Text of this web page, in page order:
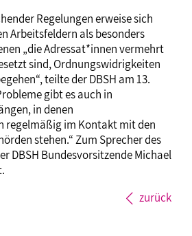
Regelungen erweise sich
Arbeitsfeldern als besonders
„die Adressat*innen vermehrt
sind, Ordnungswidrigkeiten
teilte der DBSH am 13.
gibt es auch in
in denen
regelmäßig im Kontakt mit den
stehen.“ Zum Sprecher des
DBSH Bundesvorsitzende Michael
zurück